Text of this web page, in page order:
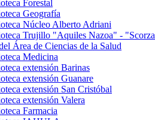
Forestal
Geografía
Núcleo Alberto Adriani
Trujillo "Aquiles Nazoa" -
Área de Ciencias de la Salud
Medicina
extensión Barinas
extensión Guanare
extensión San Cristóbal
extensión Valera
Farmacia